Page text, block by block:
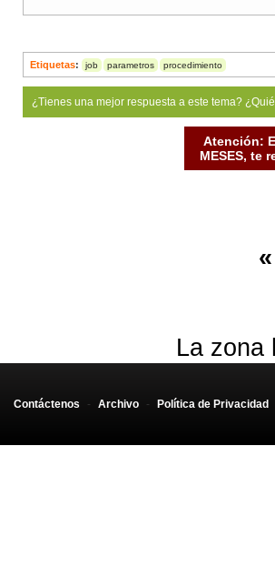
Etiquetas: job parametros procedimiento
¿Tienes una mejor respuesta a este tema?
Atención:
MESES, te
«
La zona
Contáctenos - Archivo - Política de Privacidad